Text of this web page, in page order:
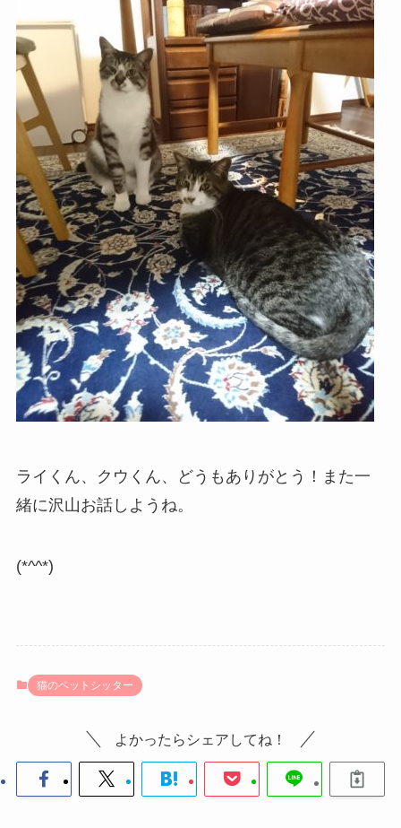
ライくん、クウくん、どうもありがとう！また一
緒に沢山お話しようね。
(*^^*)
猫のペットシッター
よかったらシェアしてね！